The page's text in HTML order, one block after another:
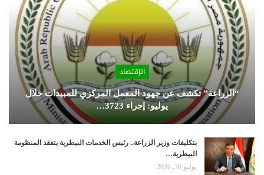
الإقتصاد
“الزراعة” تكشف عن جهود المعمل المركزي للمبيدات خلال
يوليو: إجراء 3723…
بتكليفات وزير الزراعة.. رئيس الخدمات البيطرية يتفقد المنظومة
البيطرية…
يوليو 30, 2026